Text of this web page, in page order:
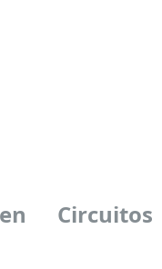
Circuitos